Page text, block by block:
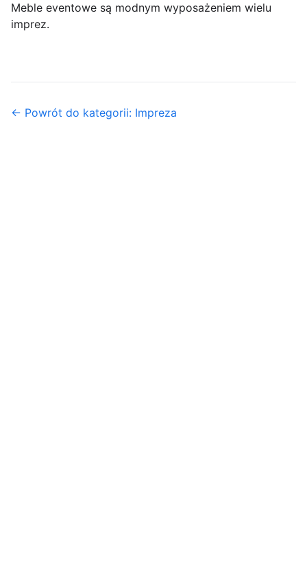
Meble eventowe są modnym wyposażeniem wielu
imprez.
← Powrót do kategorii: Impreza